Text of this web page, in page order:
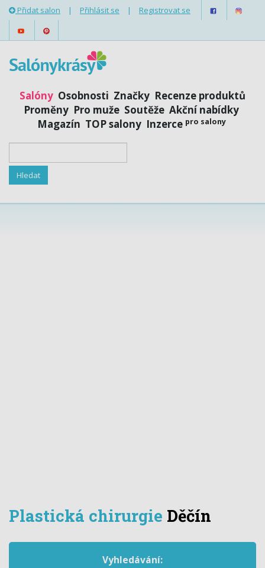
Přidat salon | Přihlásit se | Registrovat se
Salóny Osobnosti Značky Recenze produktů
Proměny Pro muže Soutěže Akční nabídky
Magazín TOP salony Inzerce pro salony
Plastická chirurgie Děčín
Vyhledávání: